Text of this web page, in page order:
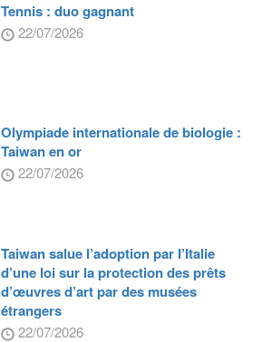
Tennis : duo gagnant
22/07/2026
Olympiade internationale de biologie :
Taiwan en or
22/07/2026
Taiwan salue l’adoption par l’Italie
d’une loi sur la protection des prêts
d’œuvres d’art par des musées
étrangers
22/07/2026